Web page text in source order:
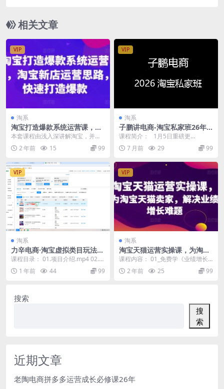
相关文章
VIP
淘系
淘宝打造爆款系统运营课，淘
宝新店运营思路，快速打造爆
款
本套课程由浅入深讲解淘宝，并且
一边讲解一边演示操作，课程通俗
易懂。让你能够以最快...
2 年前 15 99
VIP
淘系
子鹏讲电商-淘宝私家班26年1
月(价值4980元)
课程简介： 1月5日重磅更
新！！！新品到爆SOP标准计划 25
年最...7 月前 29 99
VIP
淘系
力辛电商·淘宝虚拟类目玩法实
操
课程目录： 01.项目介绍.mp4 02.章
节分析.mp4 03.开店基础问题....
1 年前 44 99
VIP
淘系
淘宝天猫运营实操课，为淘宝
天猫卖家，解决业绩增长难题
课程内容： 01_免费学《业绩增长
入门课》 02 以下课程为正式课程 0
3 【学...
2 年前 25 99
搜索
搜
索
近期文章
老陶电商拼多多运营成长必修课26年